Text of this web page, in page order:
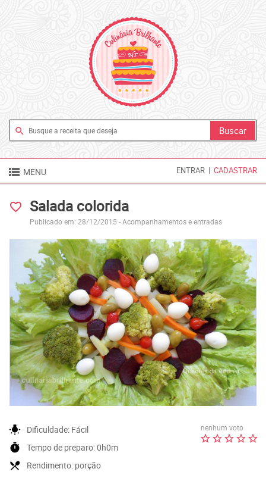
search
 MENU ENTRAR | CADASTRAR
favorite_border Salada colorida
Publicado em: 28/12/2015 -Acompanhamentos e entradas
nenhum voto
wb_incandescent Dificuldade: Fácil
timer Tempo de preparo:0h0m
local_dining Rendimento: porção